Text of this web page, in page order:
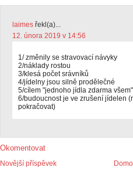
laimes řekl(a)...
12. února 2019 v 14:56
1/ změnily se stravovací návyky
2/náklady rostou
3/klesá počet srávníků
4/jídelny jsou silně prodělečné
5/cílem "jednoho jídla zdarma
6/budoucnost je ve zrušení jídelen
pokračovat)
Okomentovat
Novější příspěvek